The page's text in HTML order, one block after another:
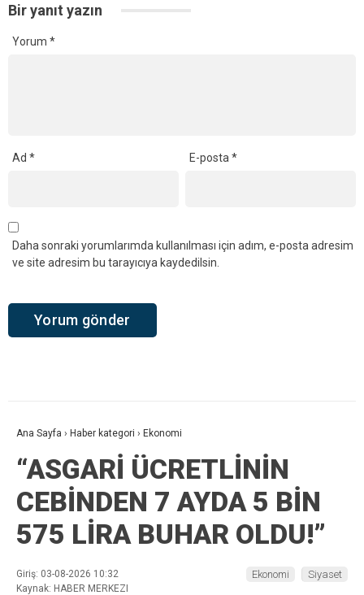
Bir yanıt yazın
Yorum *
Ad * E-posta*
Daha sonraki yorumlarımda kullanılması için adım, e-posta adresim
ve site adresim bu tarayıcıya kaydedilsin.
Ana Sayfa › Haber kategori › Ekonomi
“ASGARİ ÜCRETLİNİN
CEBİNDEN 7 AYDA 5 BİN
575 LİRA BUHAR OLDU!”
Giriş: 03-08-2026 10:32
Kaynak: HABER MERKEZI
Ekonomi Siyaset